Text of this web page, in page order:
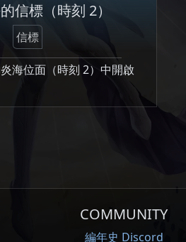
信標（時刻 2）
信標
海位面（時刻 2）中開啟
COMMUNITY
編年史 Discord